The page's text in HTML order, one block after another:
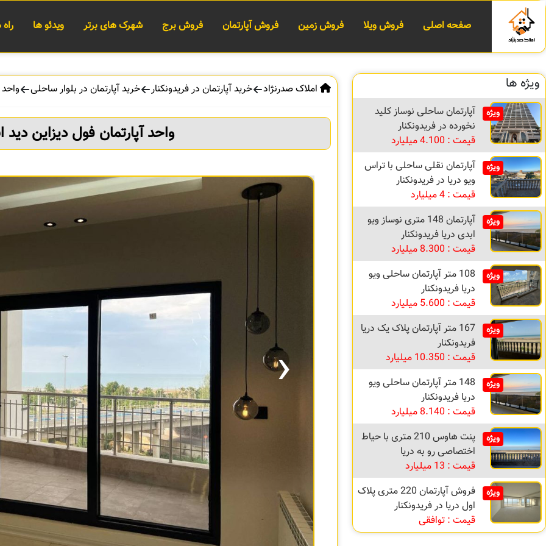
صفحه اصلی فروش ویلا فروش زمین فروش آپارتمان فروش برج شهرک های برتر ویدئو ها
املاک صدرنژاد خرید آپارتمان در فریدونکنار خرید آپارتمان در بلوار ساحلی
واحد آپارتمان فول دیزاین دید
›
ویژه ها
ویژه
آپارتمان ساحلی نوساز کلید
نخورده در فریدونکنار
قیمت : 4.100 میلیارد
ویژه
آپارتمان نقلی ساحلی با تراس
ویو دریا در فریدونکنار
قیمت : 4 میلیارد
ویژه
آپارتمان 148 متری نوساز ویو
ابدی دریا فریدونکنار
قیمت : 8.300 میلیارد
ویژه
108 متر آپارتمان ساحلی ویو
دریا فریدونکنار
قیمت : 5.600 میلیارد
ویژه
167 متر آپارتمان پلاک یک دریا
فریدونکنار
قیمت : 10.350 میلیارد
ویژه
148 متر آپارتمان ساحلی ویو
دریا فریدونکنار
قیمت : 8.140 میلیارد
ویژه
پنت هاوس 210 متری با حیاط
اختصاصی رو به دریا
قیمت : 13 میلیارد
ویژه
فروش آپارتمان 220 متری پلاک
اول دریا در فریدونکنار
قیمت : توافقی